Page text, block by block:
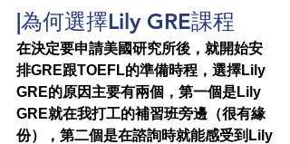
|為何選擇Lily GRE課程
在決定要申請美國研究所後，就開始安
排GRE跟TOEFL的準備時程，選擇Lily
GRE的原因主要有兩個，第一個是Lily
GRE就在我打工的補習班旁邊（很有緣
份），第二個是在諮詢時就能感受到Lily